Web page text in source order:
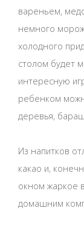
вареньем,
немного
холодного
столом будет
интересную
ребенком
деревья,
Из напитков
какао и,
окном жаркое
домашним